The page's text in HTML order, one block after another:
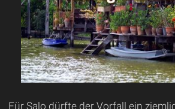
Für Salo dürfte der Vorfall ein